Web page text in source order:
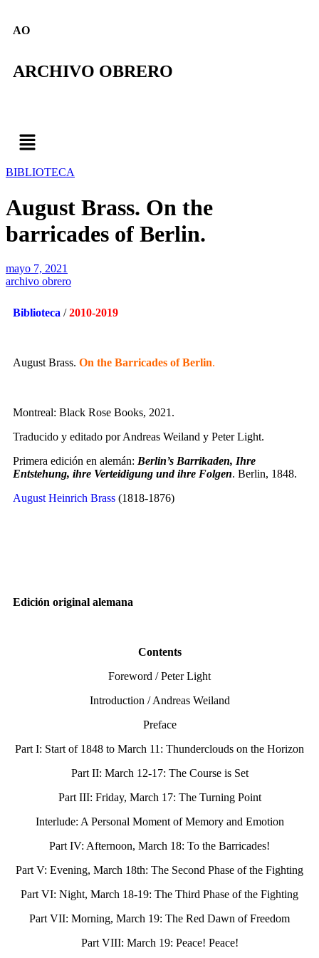
AO
ARCHIVO OBRERO
BIBLIOTECA
August Brass. On the
barricades of Berlin.
mayo 7, 2021
archivo obrero
Biblioteca /2010-2019
August Brass. On the Barricades of Berlin.
Montreal: Black Rose Books, 2021.
Traducido y editado por Andreas Weiland y Peter Light.
Primera edición en alemán: Berlin’s Barrikaden, Ihre
Entstehung, ihre Verteidigung und ihre Folgen. Berlin, 1848.
August Heinrich Brass (1818-1876)
Edición original alemana
Contents
Foreword / Peter Light
Introduction / Andreas Weiland
Preface
Part I: Start of 1848 to March 11: Thunderclouds on the Horizon
Part II: March 12-17: The Course is Set
Part III: Friday, March 17: The Turning Point
Interlude: A Personal Moment of Memory and Emotion
Part IV: Afternoon, March 18: To the Barricades!
Part V: Evening, March 18th: The Second Phase of the Fighting
Part VI: Night, March 18-19: The Third Phase of the Fighting
Part VII: Morning, March 19: The Red Dawn of Freedom
Part VIII: March 19: Peace! Peace!